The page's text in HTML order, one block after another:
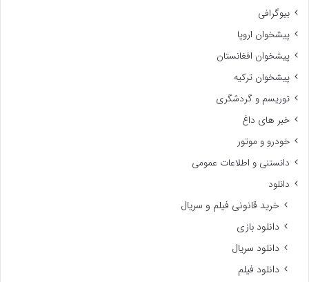
بیوگرافی
پیشخوان اروپا
پیشخوان افغانستان
پیشخوان ترکیه
توریسم و گردشگری
خبر های داغ
خودرو و موتور
دانستنی و اطلاعات عمومی
دانلود
خرید قانونی فیلم و سریال
دانلود بازی
دانلود سریال
دانلود فیلم